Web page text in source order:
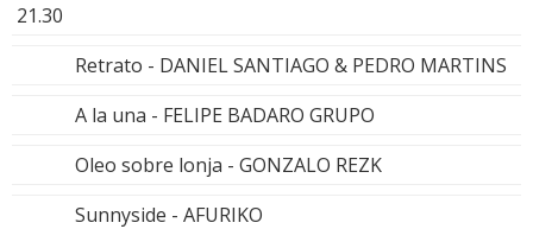
21.30
Retrato - DANIEL SANTIAGO & PEDRO MARTINS
A la una - FELIPE BADARO GRUPO
Oleo sobre lonja - GONZALO REZK
Sunnyside - AFURIKO